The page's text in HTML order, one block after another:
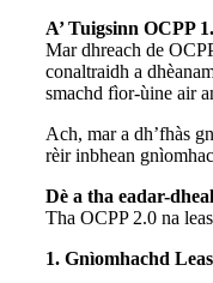
A’ Tuigsinn OCPP
Mar dhreach de
conaltraidh a
smachd fìor-ùine air
Ach, mar a dh’fhàs
rèir inbhean
Dè a tha eadar-
Tha OCPP 2.0 na
1. Gnìomhachd